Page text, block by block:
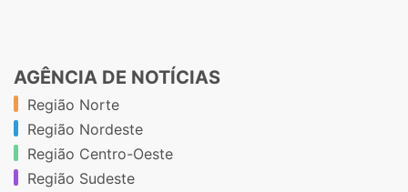
AGÊNCIA DE NOTÍCIAS
Região Norte
Região Nordeste
Região Centro-Oeste
Região Sudeste